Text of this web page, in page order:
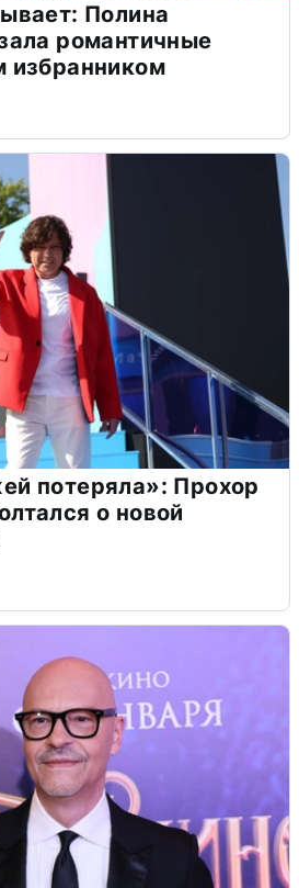
Полина
романтичные
избранником
потеряла»: Прохор
о новой